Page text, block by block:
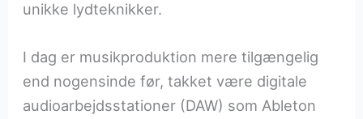
unikke lydteknikker.
I dag er musikproduktion mere tilgængelig
end nogensinde før, takket være digitale
audioarbejdsstationer (DAW) som Ableton